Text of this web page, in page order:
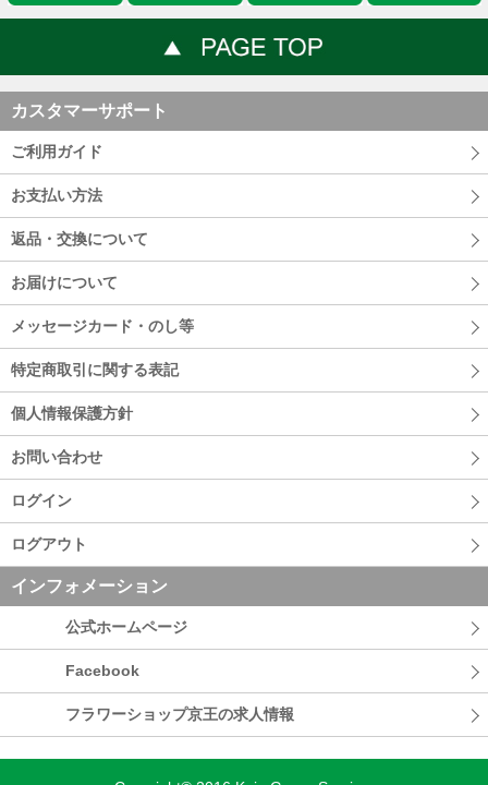
カスタマーサポート
ご利用ガイド
お支払い方法
返品・交換について
お届けについて
メッセージカード・のし等
特定商取引に関する表記
個人情報保護方針
お問い合わせ
ログイン
ログアウト
インフォメーション
公式ホームページ
Facebook
フラワーショップ京王の求人情報